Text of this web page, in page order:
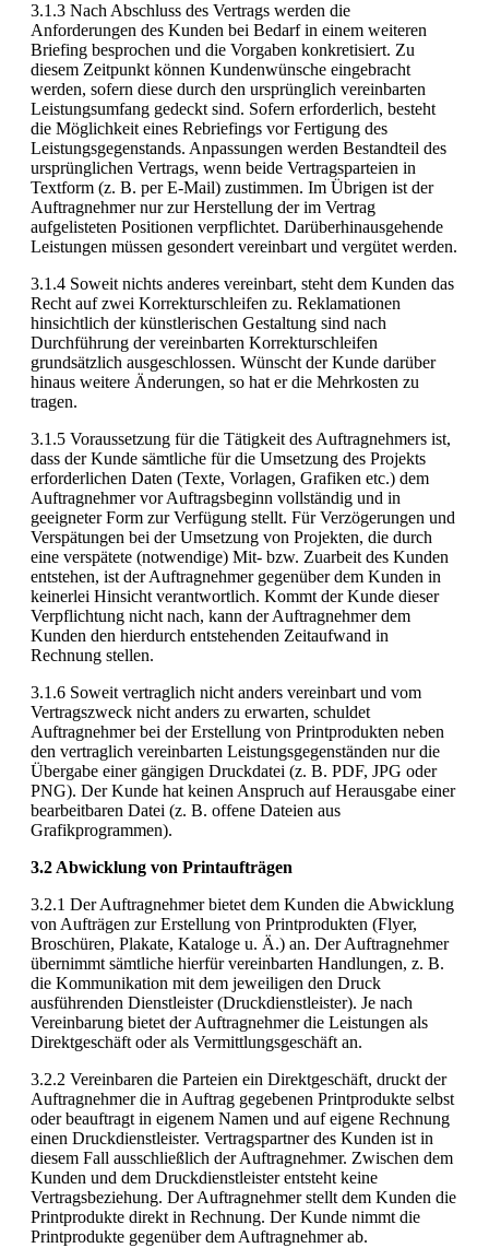
3.1.3 Nach Abschluss des Vertrags werden die
Anforderungen des Kunden bei Bedarf in einem weiteren
Briefing besprochen und die Vorgaben konkretisiert. Zu
diesem Zeitpunkt können Kundenwünsche eingebracht
werden, sofern diese durch den ursprünglich vereinbarten
Leistungsumfang gedeckt sind. Sofern erforderlich, besteht
die Möglichkeit eines Rebriefings vor Fertigung des
Leistungsgegenstands. Anpassungen werden Bestandteil des
ursprünglichen Vertrags, wenn beide Vertragsparteien in
Textform (z. B. per E-Mail) zustimmen. Im Übrigen ist der
Auftragnehmer nur zur Herstellung der im Vertrag
aufgelisteten Positionen verpflichtet. Darüberhinausgehende
Leistungen müssen gesondert vereinbart und vergütet werden.
3.1.4 Soweit nichts anderes vereinbart, steht dem Kunden das
Recht auf zwei Korrekturschleifen zu. Reklamationen
hinsichtlich der künstlerischen Gestaltung sind nach
Durchführung der vereinbarten Korrekturschleifen
grundsätzlich ausgeschlossen. Wünscht der Kunde darüber
hinaus weitere Änderungen, so hat er die Mehrkosten zu
tragen.
3.1.5 Voraussetzung für die Tätigkeit des Auftragnehmers ist,
dass der Kunde sämtliche für die Umsetzung des Projekts
erforderlichen Daten (Texte, Vorlagen, Grafiken etc.) dem
Auftragnehmer vor Auftragsbeginn vollständig und in
geeigneter Form zur Verfügung stellt. Für Verzögerungen und
Verspätungen bei der Umsetzung von Projekten, die durch
eine verspätete (notwendige) Mit- bzw. Zuarbeit des Kunden
entstehen, ist der Auftragnehmer gegenüber dem Kunden in
keinerlei Hinsicht verantwortlich. Kommt der Kunde dieser
Verpflichtung nicht nach, kann der Auftragnehmer dem
Kunden den hierdurch entstehenden Zeitaufwand in
Rechnung stellen.
3.1.6 Soweit vertraglich nicht anders vereinbart und vom
Vertragszweck nicht anders zu erwarten, schuldet
Auftragnehmer bei der Erstellung von Printprodukten neben
den vertraglich vereinbarten Leistungsgegenständen nur die
Übergabe einer gängigen Druckdatei (z. B. PDF, JPG oder
PNG). Der Kunde hat keinen Anspruch auf Herausgabe einer
bearbeitbaren Datei (z. B. offene Dateien aus
Grafikprogrammen).
3.2 Abwicklung von Printaufträgen
3.2.1 Der Auftragnehmer bietet dem Kunden die Abwicklung
von Aufträgen zur Erstellung von Printprodukten (Flyer,
Broschüren, Plakate, Kataloge u. Ä.) an. Der Auftragnehmer
übernimmt sämtliche hierfür vereinbarten Handlungen, z. B.
die Kommunikation mit dem jeweiligen den Druck
ausführenden Dienstleister (Druckdienstleister). Je nach
Vereinbarung bietet der Auftragnehmer die Leistungen als
Direktgeschäft oder als Vermittlungsgeschäft an.
3.2.2 Vereinbaren die Parteien ein Direktgeschäft, druckt der
Auftragnehmer die in Auftrag gegebenen Printprodukte selbst
oder beauftragt in eigenem Namen und auf eigene Rechnung
einen Druckdienstleister. Vertragspartner des Kunden ist in
diesem Fall ausschließlich der Auftragnehmer. Zwischen dem
Kunden und dem Druckdienstleister entsteht keine
Vertragsbeziehung. Der Auftragnehmer stellt dem Kunden die
Printprodukte direkt in Rechnung. Der Kunde nimmt die
Printprodukte gegenüber dem Auftragnehmer ab.